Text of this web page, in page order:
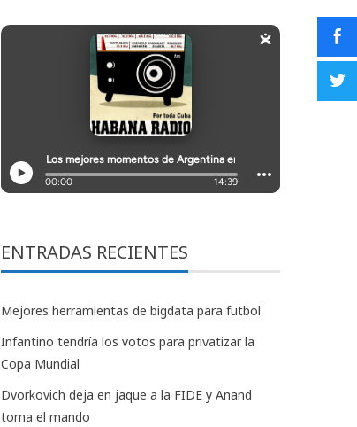
ENTRADAS RECIENTES
Mejores herramientas de bigdata para futbol
Infantino tendría los votos para privatizar la
Copa Mundial
Dvorkovich deja en jaque a la FIDE y Anand
toma el mando